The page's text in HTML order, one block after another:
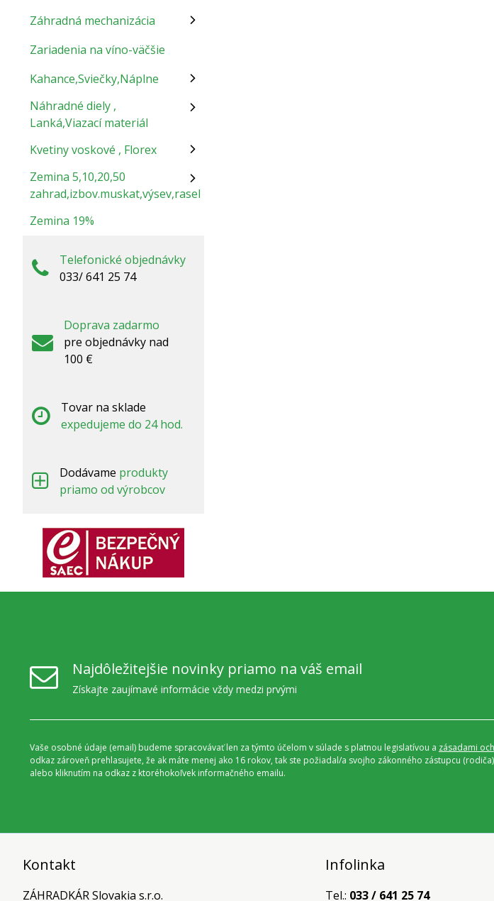
Záhradná mechanizácia
Zariadenia na víno-väčšie
Kahance,Sviečky,Náplne
Náhradné diely ,
Lanká,Viazací materiál
Kvetiny voskové , Florex
Zemina 5,10,20,50
zahrad,izbov.muskat,výsev,rasel
Zemina 19%
Telefonické objednávky
033/ 641 25 74
Doprava zadarmo
pre objednávky nad
100 €
Tovar na sklade
expedujeme do 24 hod.
Dodávame produkty
priamo od výrobcov
Najdôležitejšie novinky priamo na váš email
Získajte zaujímavé informácie vždy medzi prvými
Vaše osobné údaje (email) budeme spracovávať len za týmto účelom v súlade s platnou legislatívou a zásadami
odkaz zároveň prehlasujete, že ak máte menej ako 16 rokov, tak ste požiadal/a svojho zákonného zástupcu
alebo kliknutím na odkaz z ktoréhokoľvek informačného emailu.
Kontakt
ZÁHRADKÁR Slovakia s.r.o.
Infolinka
Tel.: 033 / 641 25 74